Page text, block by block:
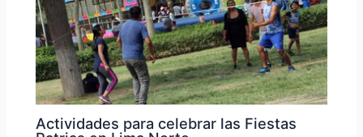
Actividades para celebrar las Fiestas